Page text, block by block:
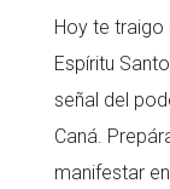
Hoy te traigo
Espíritu
señal del
Caná.
manifestar